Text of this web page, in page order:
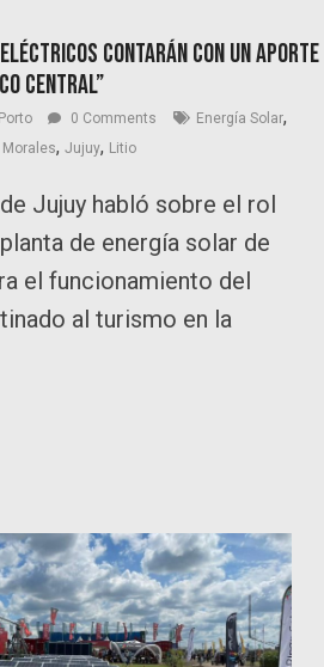
contarán con un aporte
central”
0 Comments Energía Solar,
Morales, Jujuy, Litio
Jujuy habló sobre el rol
de energía solar de
el funcionamiento del
al turismo en la